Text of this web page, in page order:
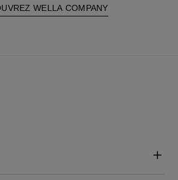
WELLA COMPANY